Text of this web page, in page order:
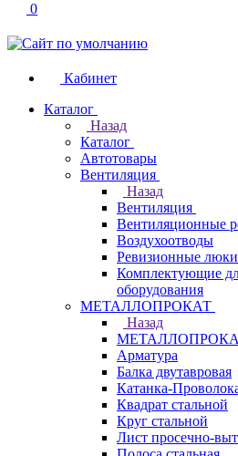
0
Кабинет
Каталог
Назад
Каталог
Автотовары
Вентиляция
Назад
Вентиляция
Вентиляционные
Воздухоотводы
Ревизионные люки
Комплектующие
оборудования
МЕТАЛЛОПРОКАТ
Назад
Арматура
Балка двутавровая
Катанка-
Квадрат стальной
Круг стальной
Лист просечно-